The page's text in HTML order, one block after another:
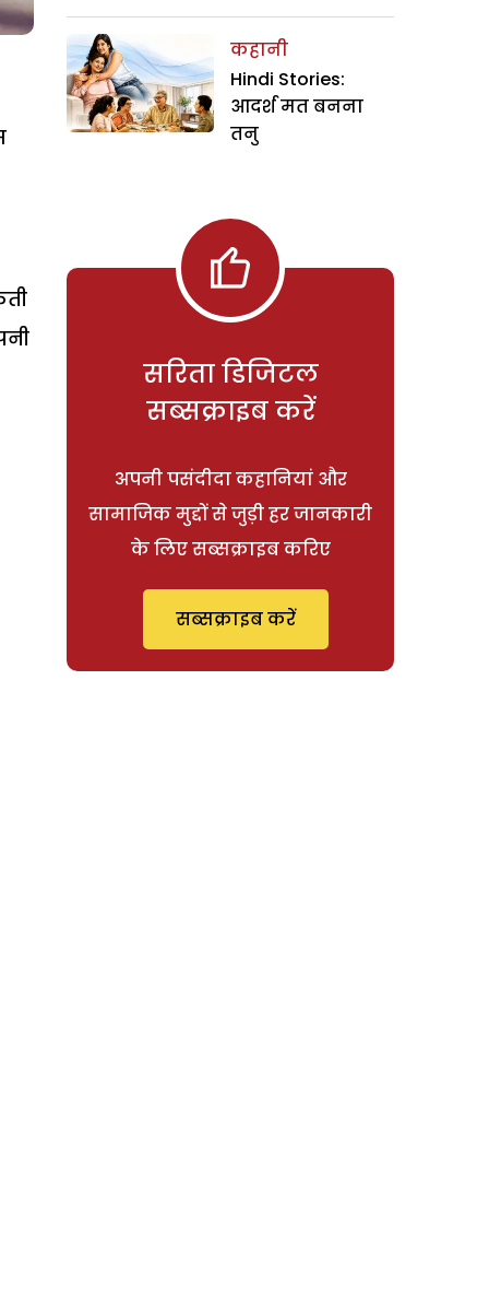
कहानी
Hindi Stories:
आदर्श मत बनना
तनु
सरिता डिजिटल
सब्सक्राइब करें
अपनी पसंदीदा कहानियां और
सामाजिक मुद्दों से जुड़ी हर जानकारी
के लिए सब्सक्राइब करिए
सब्सक्राइब करें